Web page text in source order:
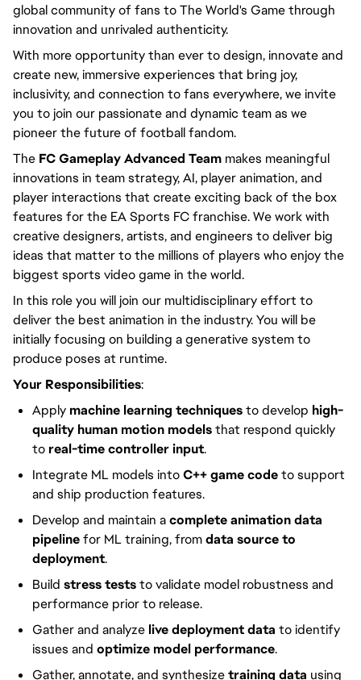
global community of fans to The World's Game through
innovation and unrivaled authenticity.
With more opportunity than ever to design, innovate and
create new, immersive experiences that bring joy,
inclusivity, and connection to fans everywhere, we invite
you to join our passionate and dynamic team as we
pioneer the future of football fandom.
The FC Gameplay Advanced Team makes meaningful
innovations in team strategy, AI, player animation, and
player interactions that create exciting back of the box
features for the EA Sports FC franchise. We work with
creative designers, artists, and engineers to deliver big
ideas that matter to the millions of players who enjoy the
biggest sports video game in the world.
In this role you will join our multidisciplinary effort to
deliver the best animation in the industry. You will be
initially focusing on building a generative system to
produce poses at runtime.
Your Responsibilities:
Apply machine learning techniquesto develop high-
quality human motion modelsthat respond quickly
to real-time controller input.
Integrate ML models intoC++ game codeto support
and ship production features.
Develop and maintain acomplete animation data
pipelinefor ML training, fromdata source to
deployment.
Build stress teststo validate model robustness and
performance prior to release.
Gather and analyze live deployment data to identify
issues and optimize model performance.
Gather, annotate, and synthesizetraining data using